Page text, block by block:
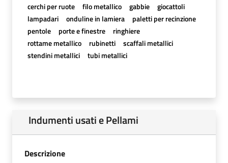
cerchi per ruote
filo metallico gabbie
giocattoli
lampadari
onduline in lamiera
paletti per recinzione
pentole
porte e finestre
ringhiere
rottame metallico
rubinetti
scaffali metallici
stendini metallici
tubi metallici
Indumenti usati e Pellami
Descrizione